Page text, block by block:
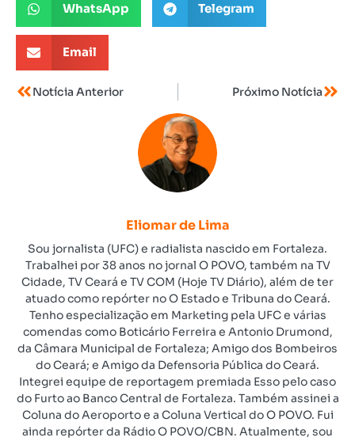
WhatsApp Telegram
Email
Notícia Anterior Próximo Notícia
Eliomar de Lima
Sou jornalista (UFC) e radialista nascido em Fortaleza.
Trabalhei por 38 anos no jornal O POVO, também na TV
Cidade, TV Ceará e TV COM (Hoje TV Diário), além de ter
atuado como repórter no O Estado e Tribuna do Ceará.
Tenho especialização em Marketing pela UFC e várias
comendas como Boticário Ferreira e Antonio Drumond,
da Câmara Municipal de Fortaleza; Amigo dos Bombeiros
do Ceará; e Amigo da Defensoria Pública do Ceará.
Integrei equipe de reportagem premiada Esso pelo caso
do Furto ao Banco Central de Fortaleza. Também assinei a
Coluna do Aeroporto e a Coluna Vertical do O POVO. Fui
ainda repórter da Rádio O POVO/CBN. Atualmente, sou